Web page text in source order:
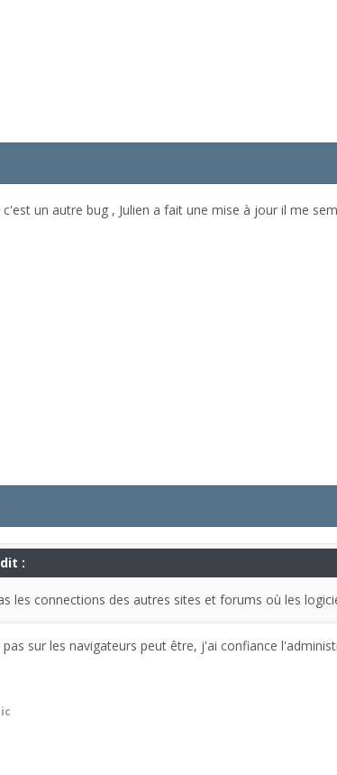
un autre bug , Julien a fait une mise à jour il me
:
les connections des autres sites et forums où les
sur les navigateurs peut être, j'ai confiance